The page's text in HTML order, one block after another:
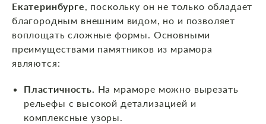
Екатеринбурге, поскольку он не только обладает
благородным внешним видом, но и позволяет
воплощать сложные формы. Основными
преимуществами памятников из мрамора
являются:
Пластичность. На мраморе можно вырезать
рельефы с высокой детализацией и
комплексные узоры.